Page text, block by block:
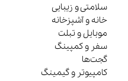
سلامتی و زیبایی
خانه و آشپزخانه
موبایل و تبلت
سفر و کمپینگ
گجت‌ها
کامپیوتر و گیمینگ